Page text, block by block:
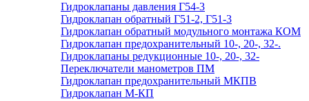
Гидроклапаны давления Г54-3
Гидроклапан обратный Г51-2, Г51-3
Гидроклапан обратный модульного монтажа КОМ
Гидроклапан предохранительный 10-, 20-, 32-.
Гидроклапаны редукционные 10-, 20-, 32-
Переключатели манометров ПМ
Гидроклапан предохранительный МКПВ
Гидроклапан М-КП